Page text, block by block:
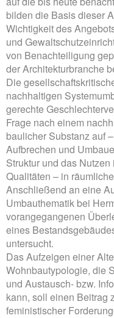
bilden die Basis dieser
Wichtigkeit des
und
von Benachteiligung
der Architekturbranche
Die
nachhaltigen
gerechte
Frage nach einem
baulicher Substanz auf
Aufbrechen und
Struktur und das
Qualitäten – in
Anschließend an eine
Umbauthematik bei
vorangegangenen
eines
untersucht.
Das Aufzeigen einer
Wohnbautypologie, die
und Austausch- bzw.
kann, soll einen Beitrag
feministischer